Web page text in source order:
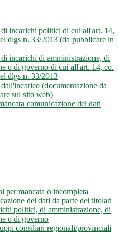
incarichi politici di cui all'art. 14,
dlgs n. 33/2013 (da pubblicare in
incarichi di amministrazione, di
o di governo di cui all'art. 14, co.
dlgs n. 33/2013
dall'incarico (documentazione da
sul sito web)
comunicazione dei dati
per mancata o incompleta
dei dati da parte dei titolari
politici, di amministrazione, di
o di governo
consiliari regionali/provinciali